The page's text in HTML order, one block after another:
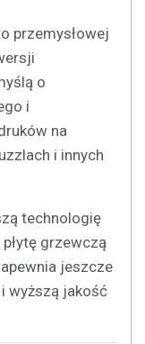
przemysłowej
o
i
na
i innych
technologię
grzewczą
jeszcze
wyższą jakość